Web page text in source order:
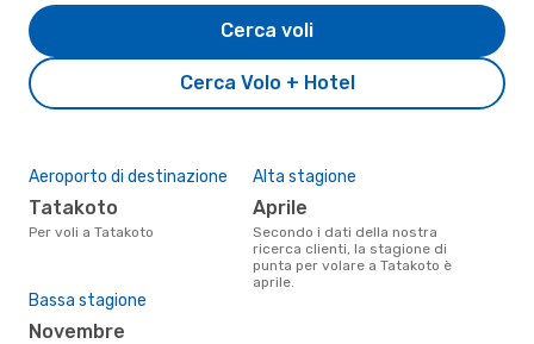
Cerca Volo + Hotel
Cerca voli
Aeroporto di destinazione
Tatakoto
Per voli a Tatakoto
Alta stagione
aprile
Secondo i dati della nostra
ricerca clienti, la stagione di
punta per volare a Tatakoto è
aprile.
Bassa stagione
novembre